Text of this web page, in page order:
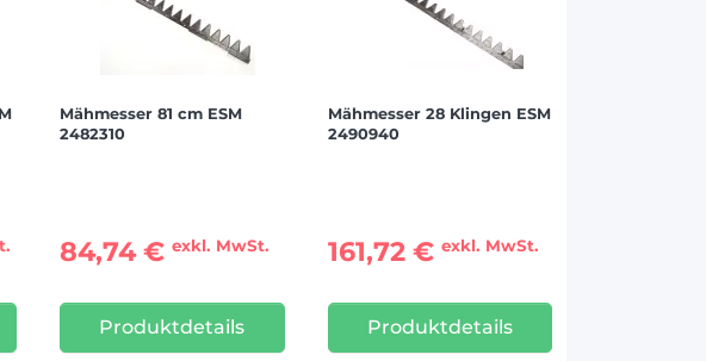
Mähmesser 81 cm ESM
2482310
84,74 €exkl. MwSt.
Produktdetails
Mähmesser 28 Klingen ESM
2490940
161,72 € exkl. MwSt.
Produktdetails